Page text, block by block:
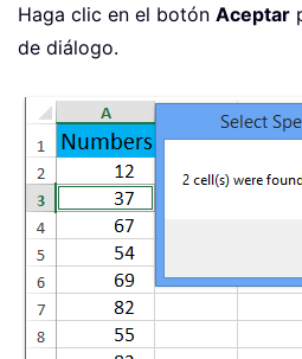
Haga clic en el botón Aceptar
de diálogo.